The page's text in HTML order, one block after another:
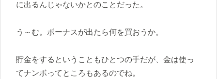
に出るんじゃないかとのことだった。
う～む。ボーナスが出たら何を買おうか。
貯金をするということもひとつの手だが、金は使っ
てナンボってところもあるのでね。